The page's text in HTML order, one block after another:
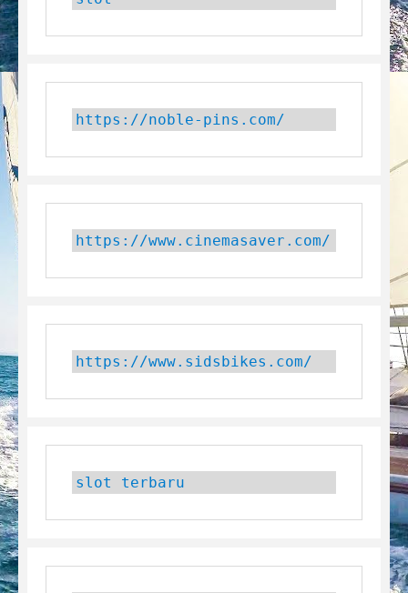
https://noble-pins.com/
https://www.cinemasaver.com/
https://www.sidsbikes.com/
slot terbaru